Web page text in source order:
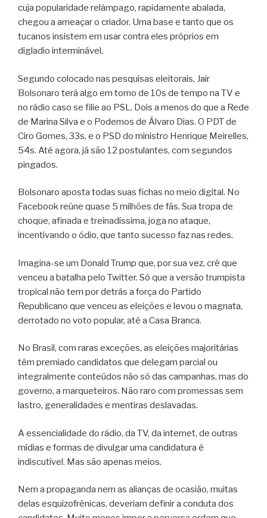
cuja popularidade relâmpago, rapidamente abalada,
chegou a ameaçar o criador. Uma base e tanto que os
tucanos insistem em usar contra eles próprios em
digladio interminável.
Segundo colocado nas pesquisas eleitorais, Jair
Bolsonaro terá algo em torno de 10s de tempo na TV e
no rádio caso se filie ao PSL. Dois a menos do que a Rede
de Marina Silva e o Podemos de Álvaro Dias. O PDT de
Ciro Gomes, 33s, e o PSD do ministro Henrique Meirelles,
54s. Até agora, já são 12 postulantes, com segundos
pingados.
Bolsonaro aposta todas suas fichas no meio digital. No
Facebook reúne quase 5 milhões de fãs. Sua tropa de
choque, afinada e treinadíssima, joga no ataque,
incentivando o ódio, que tanto sucesso faz nas redes.
Imagina-se um Donald Trump que, por sua vez, crê que
venceu a batalha pelo Twitter. Só que a versão trumpista
tropical não tem por detrás a força do Partido
Republicano que venceu as eleições e levou o magnata,
derrotado no voto popular, até a Casa Branca.
No Brasil, com raras exceções, as eleições majoritárias
têm premiado candidatos que delegam parcial ou
integralmente conteúdos não só das campanhas, mas do
governo, a marqueteiros. Não raro com promessas sem
lastro, generalidades e mentiras deslavadas.
A essencialidade do rádio, da TV, da internet, de outras
mídias e formas de divulgar uma candidatura é
indiscutível. Mas são apenas meios.
Nem a propaganda nem as alianças de ocasião, muitas
delas esquizofrênicas, deveriam definir a conduta dos